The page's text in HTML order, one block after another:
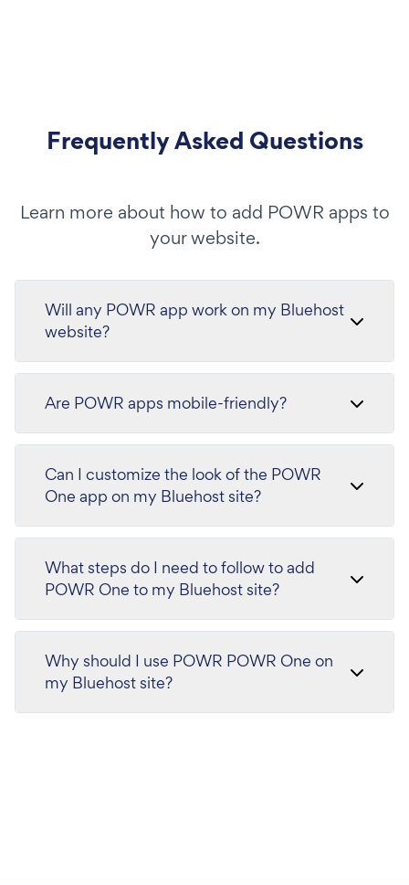
Frequently Asked Questions
Learn more about how to add POWR apps to
your website.
Will any POWR app work on my Bluehost
website?
Are POWR apps mobile-friendly?
Can I customize the look of the POWR
One app on my Bluehost site?
What steps do I need to follow to add
POWR One to my Bluehost site?
Why should I use POWR POWR One on
my Bluehost site?